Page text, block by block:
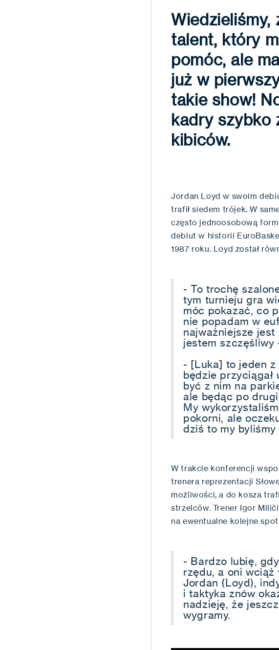
talent, który
pomóc, ale
już w
takie show!
kadry szybko
kibiców.
Jordan Loyd w swoim
trafił siedem trójek. W
często jednoosobową
debiut w historii
1987 roku. Loyd został
- To trochę
tym turnieju gra
móc pokazać, co
nie popadam w
najważniejsze
jestem szczęśliwy
- [Luka] to jeden
będzie przyciągał
być z nim na
ale będąc po
My
pokorni, ale
dziś to my byliśmy
W trakcie konferencji
trenera reprezentacji
możliwości, a do kosza
strzelców. Trener Igor
na ewentualne kolejne
- Bardzo lubię,
rzędu, a oni wciąż
Jordan (Loyd),
i taktyka znów
nadzieję, że
wygramy.